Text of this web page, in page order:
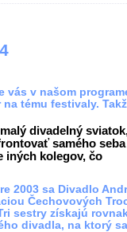
vás v našom
tému festivaly.
divadelný
samého seba
iných kolegov, čo
2003 sa Divadlo
Čechovových
sestry získajú
divadla, na ktorý